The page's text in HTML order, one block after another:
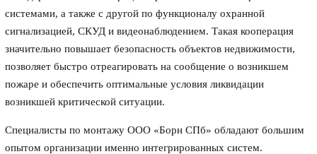
системами, а также с другой по функционалу охранной
сигнализацией, СКУД и видеонаблюдением. Такая кооперация
значительно повышает безопасность объектов недвижимости,
позволяет быстро отреагировать на сообщение о возникшем
пожаре и обеспечить оптимальные условия ликвидации
возникшей критической ситуации.
Специалисты по монтажу ООО «Борн СПб» обладают большим
опытом организации именно интегрированных систем.